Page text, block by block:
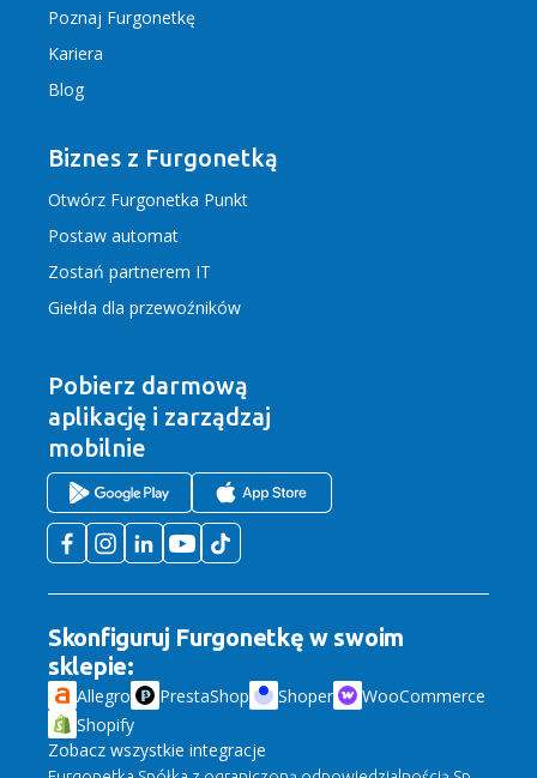
Poznaj Furgonetkę
Kariera
Blog
Biznes z Furgonetką
Otwórz Furgonetka Punkt
Postaw automat
Zostań partnerem IT
Giełda dla przewoźników
Pobierz darmową
aplikację i zarządzaj
mobilnie
Skonfiguruj Furgonetkę w swoim
sklepie:
Allegro PrestaShop Shoper
WooCommerce
Shopify
Zobacz wszystkie integracje